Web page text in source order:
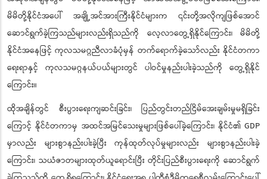
မိမိတို့နိုင်ငံအပေါ် အချို့အင်အားကြီးနိုင်ငံများက ၎င်းတို့အလိုကျဖြစ်အောင်
ဆောင်ရွက်ခဲ့ကြသည်များလည်းရှိသည်ကို လေ့လာတွေ့ရှိနိုင်ကြောင်း၊ မိမိတို့
နိုင်ငံအနေဖြင့် ကုလသမဂ္ဂညီလာခံပုံမှန် တက်ရောက်ခဲ့သော်လည်း နိုင်ငံတကာ
ရေးရာနှင့် ကုလသမဂ္ဂနယ်ပယ်များတွင် ပါဝင်မှုနည်းပါးခဲ့သည်ကို တွေ့ရှိနိုင်
ကြောင်း။
ထိုအချိန်တွင် စီးပွားရေးကျဆင်းခြင်း၊ ပြည်တွင်းတည်ငြိမ်အေးချမ်းမှုမရှိခြင်း
ကြောင့် နိုင်ငံတကာမှ အထင်အမြင်သေးမှုများဖြစ်ပေါ်ခဲ့ကြောင်း၊ နိုင်ငံ၏ GDP
မှာလည်း များစွာနည်းပါးခဲ့ပြီး ကုန်ထုတ်လုပ်မှုများလည်း များစွာနည်းပါးခဲ့
ကြောင်း၊ သယံဇာတများထုတ်ယူရောင်းပြီး တိုင်းပြည်စီးပွားရေးကို ဆောင်ရွက်